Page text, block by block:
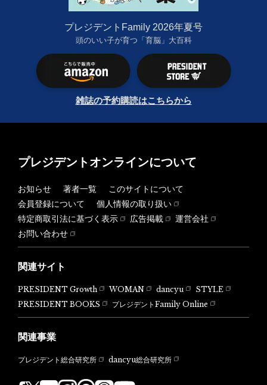
プレジデントFamily 2026年夏号
頭のいい子が育つ「育脳」大百科
雑誌の予約購読はこちらから
プレジデントオンラインについて
お知らせ 著者一覧
このサイトについて
会員登録について
個人情報の取り扱い
特定商取引法に基づく表示
広告掲載
運営会社
お問い合わせ
関連サイト
PRESIDENT Growth WOMAN dancyu
STYLE
PRESIDENT BOOKS
プレジデントFamily Online
関連事業
プレジデント総合研究所 dancyu総合研究所